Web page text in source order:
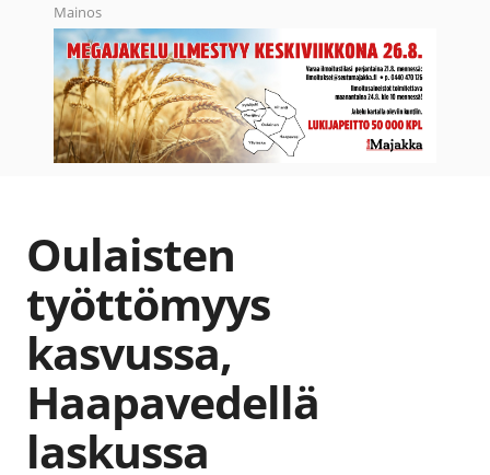
Mainos
Oulaisten
työttömyys
kasvussa,
Haapavedellä
laskussa